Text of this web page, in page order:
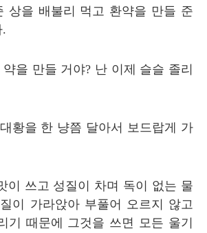
상을 배불리 먹고 환약을 만들 준
.
약을 만들 거야? 난 이제 슬슬 졸리
황을 한 냥쯤 달아서 보드랍게 가
이 쓰고 성질이 차며 독이 없는 물
이 가라앉아 부풀어 오르지 않고
기 때문에 그것을 쓰면 모든 울기